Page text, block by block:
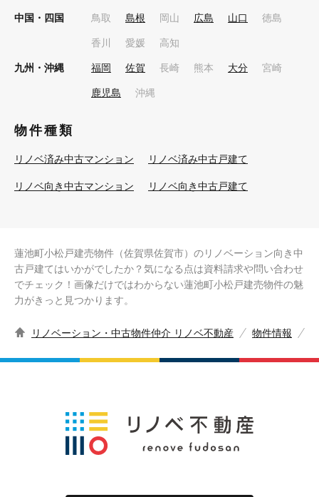
中国・四国 鳥取 島根 岡山 広島 山口 徳島
香川 愛媛 高知
九州・沖縄 福岡 佐賀 長崎 熊本 大分 宮崎
鹿児島 沖縄
物件種類
リノベ済み中古マンション リノベ済み中古戸建て
リノベ向き中古マンション リノベ向き中古戸建て
蓮池町小松戸建売物件（佐賀県佐賀市）のリノベーション向き中
古戸建てはいかがでしたか？気になる点は資料請求や問い合わせ
でチェック！画像だけではわからない蓮池町小松戸建売物件の魅
力がきっと見つかります。
リノベーション・中古物件仲介 リノベ不動産 物件情報